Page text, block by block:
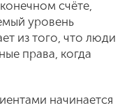
счёте,
уровень
из того, что люди
права, когда
начинается